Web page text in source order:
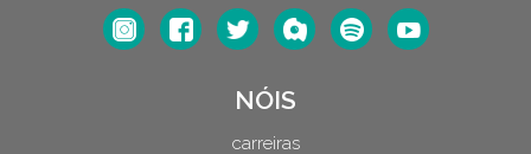
NÓIS
carreiras